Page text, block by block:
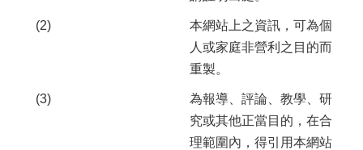
(2)
本網站上之資訊，可為個
人或家庭非營利之目的而
重製。
(3)
為報導、評論、教學、研
究或其他正當目的，在合
理範圍內，得引用本網站